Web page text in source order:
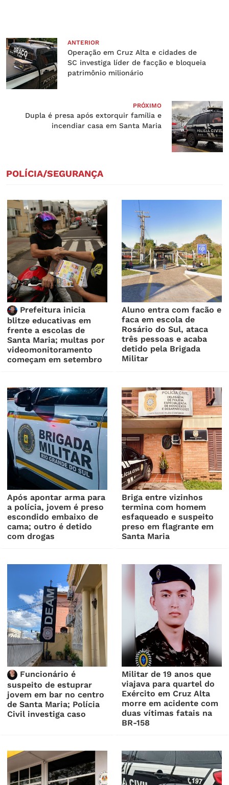
ANTERIOR
Operação em Cruz Alta e cidades de
SC investiga líder de facção e bloqueia
patrimônio milionário
PRÓXIMO
Dupla é presa após extorquir família e
incendiar casa em Santa Maria
POLÍCIA/SEGURANÇA
Prefeitura inicia
blitze educativas em
frente a escolas de
Santa Maria; multas por
videomonitoramento
começam em setembro
Aluno entra com facão e
faca em escola de
Rosário do Sul, ataca
três pessoas e acaba
detido pela Brigada
Militar
Após apontar arma para
a polícia, jovem é preso
escondido embaixo de
cama; outro é detido
com drogas
Briga entre vizinhos
termina com homem
esfaqueado e suspeito
preso em flagrante em
Santa Maria
Funcionário é
suspeito de estuprar
jovem em bar no centro
de Santa Maria; Polícia
Civil investiga caso
Militar de 19 anos que
viajava para quartel do
Exército em Cruz Alta
morre em acidente com
duas vítimas fatais na
BR-158